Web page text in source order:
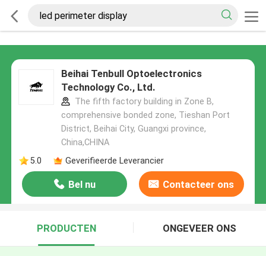
Beihai Tenbull Optoelectronics
Technology Co., Ltd.
The fifth factory building in Zone B,
comprehensive bonded zone, Tieshan Port
District, Beihai City, Guangxi province,
China,CHINA
5.0
Geverifieerde Leverancier
Bel nu Contacteer ons
PRODUCTEN ONGEVEER ONS